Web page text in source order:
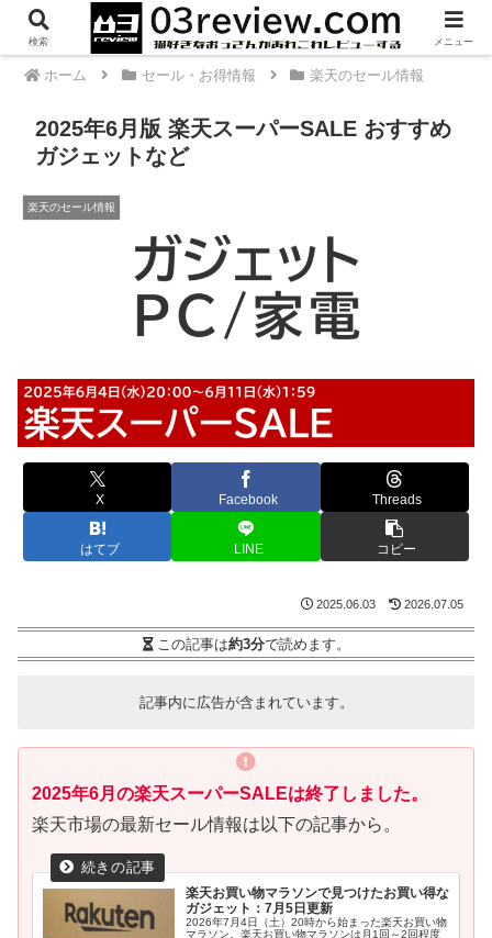
PR
ホーム セール・お得情報 楽天のセール情報
2025年6月版 楽天スーパーSALE おすすめ
ガジェットなど
楽天のセール情報
X Facebook Threads
はてブ LINE コピー
2025.06.03 2026.07.05
この記事は約3分で読めます。
記事内に広告が含まれています。
2025年6月の楽天スーパーSALEは終了しました。
楽天市場の最新セール情報は以下の記事から。
楽天お買い物マラソンで見つけたお買い得な
ガジェット：7月5日更新
2026年7月4日（土）20時から始まった楽天お買い物
マラソン。楽天お買い物マラソンは月1回～2回程度
検索 メニュー